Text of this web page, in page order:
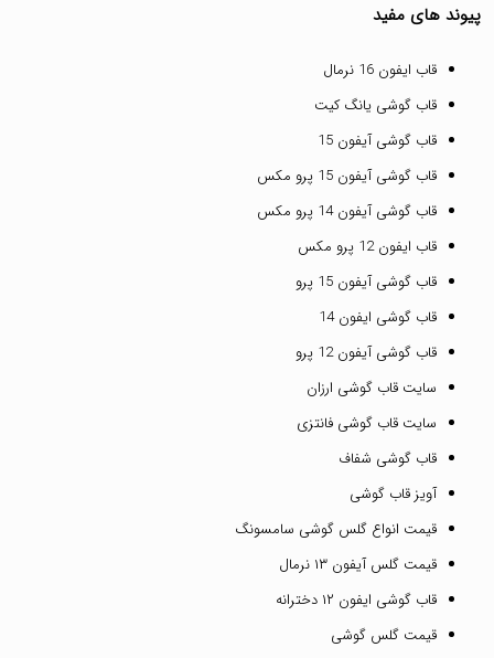
پیوند های مفید
قاب ایفون 16 نرمال
قاب گوشی یانگ کیت
قاب گوشی آیفون 15
قاب گوشی آیفون 15 پرو مکس
قاب گوشی آیفون 14 پرو مکس
قاب ایفون 12 پرو مکس
قاب گوشی آیفون 15 پرو
قاب گوشی ایفون 14
قاب گوشی آیفون 12 پرو
سایت قاب گوشی ارزان
سایت قاب گوشی فانتزی
قاب گوشی شفاف
آویز قاب گوشی
قیمت انواع گلس گوشی سامسونگ
قیمت گلس آیفون ۱۳ نرمال
قاب گوشی ایفون ۱۲ دخترانه
قیمت گلس گوشی